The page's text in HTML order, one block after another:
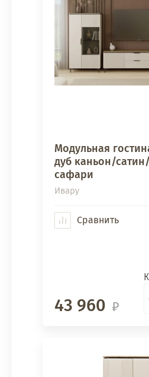
Модульная
дуб каньон/
сафари
Ивару
Сравнить
43 960